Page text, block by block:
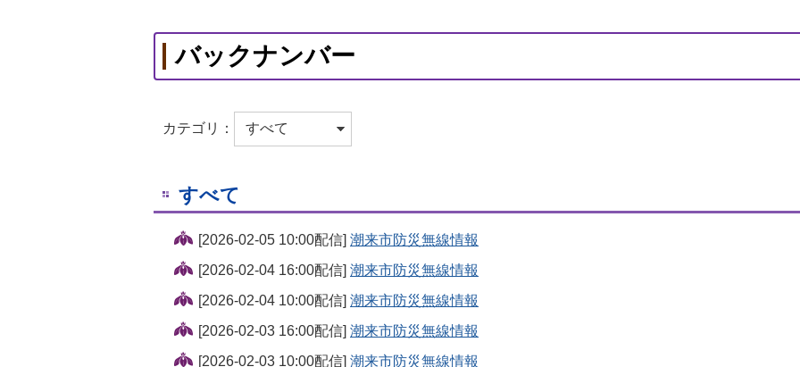
バックナンバー
カテゴリ：
すべて
[2026-02-05 10:00配信] 潮来市防災無線情報
[2026-02-04 16:00配信] 潮来市防災無線情報
[2026-02-04 10:00配信] 潮来市防災無線情報
[2026-02-03 16:00配信] 潮来市防災無線情報
[2026-02-03 10:00配信] 潮来市防災無線情報